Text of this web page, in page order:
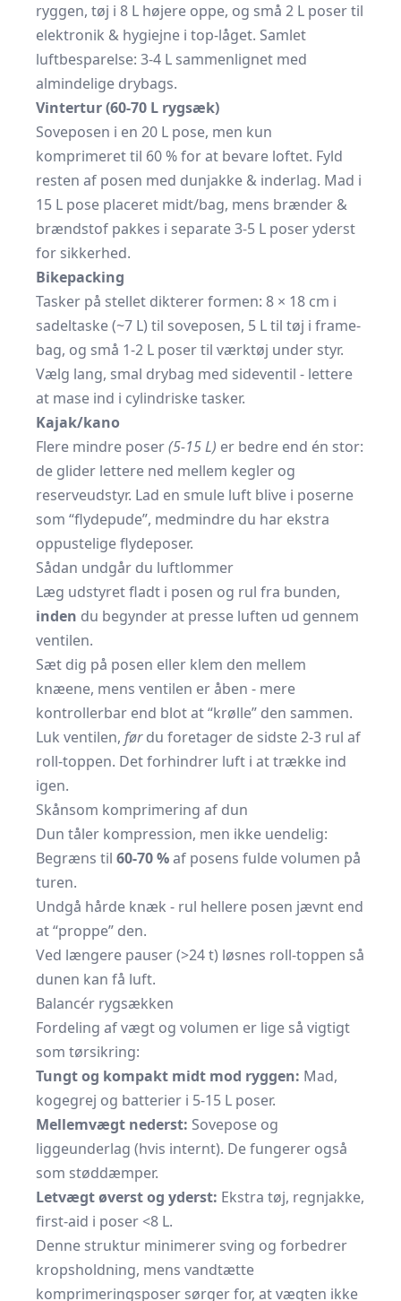
ryggen, tøj i 8 L højere oppe, og små 2 L poser til
elektronik & hygiejne i top-låget. Samlet
luftbesparelse: 3-4 L sammenlignet med
almindelige drybags.
Vintertur (60-70 L rygsæk)
Soveposen i en 20 L pose, men kun
komprimeret til 60 % for at bevare loftet. Fyld
resten af posen med dunjakke & inderlag. Mad i
15 L pose placeret midt/bag, mens brænder &
brændstof pakkes i separate 3-5 L poser yderst
for sikkerhed.
Bikepacking
Tasker på stellet dikterer formen: 8 × 18 cm i
sadeltaske (~7 L) til soveposen, 5 L til tøj i frame-
bag, og små 1-2 L poser til værktøj under styr.
Vælg lang, smal drybag med sideventil - lettere
at mase ind i cylindriske tasker.
Kajak/kano
Flere mindre poser(5-15 L) er bedre end én stor:
de glider lettere ned mellem kegler og
reserveudstyr. Lad en smule luft blive i poserne
som “flydepude”, medmindre du har ekstra
oppustelige flydeposer.
Sådan undgår du luftlommer
Læg udstyret fladt i posen og rul fra bunden,
inden du begynder at presse luften ud gennem
ventilen.
Sæt dig på posen eller klem den mellem
knæene, mens ventilen er åben - mere
kontrollerbar end blot at “krølle” den sammen.
Luk ventilen, førdu foretager de sidste 2-3 rul af
roll-toppen. Det forhindrer luft i at trække ind
igen.
Skånsom komprimering af dun
Dun tåler kompression, men ikke uendelig:
Begræns til 60-70 %af posens fulde volumen på
turen.
Undgå hårde knæk - rul hellere posen jævnt end
at “proppe” den.
Ved længere pauser (>24 t) løsnes roll-toppen så
dunen kan få luft.
Balancér rygsækken
Fordeling af vægt og volumen er lige så vigtigt
som tørsikring:
Tungt og kompakt midt mod ryggen: Mad,
kogegrej og batterier i 5-15 L poser.
Mellemvægt nederst: Sovepose og
liggeunderlag (hvis internt). De fungerer også
som støddæmper.
Letvægt øverst og yderst: Ekstra tøj, regnjakke,
first-aid i poser <8 L.
Denne struktur minimerer sving og forbedrer
kropsholdning, mens vandtætte
komprimeringsposer sørger for, at vægten ikke